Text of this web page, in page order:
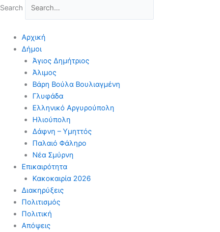
Search
Αρχική
Δήμοι
Άγιος Δημήτριος
Άλιμος
Βάρη Βούλα Βουλιαγμένη
Γλυφάδα
Ελληνικό Αργυρούπολη
Ηλιούπολη
Δάφνη – Υμηττός
Παλαιό Φάληρο
Νέα Σμύρνη
Επικαιρότητα
Κακοκαιρία 2026
Διακηρύξεις
Πολιτισμός
Πολιτική
Απόψεις